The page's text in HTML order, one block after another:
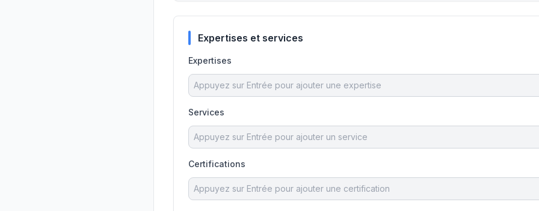
Expertises et services
Expertises
Services
Certifications